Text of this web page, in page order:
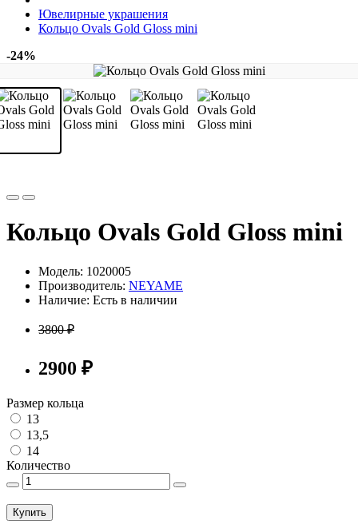
Ювелирные украшения
Кольцо Ovals Gold Gloss mini
-24%
Кольцо Ovals Gold Gloss mini
Модель: 1020005
Производитель: NEYAME
Наличие: Есть в наличии
3800 ₽
2900 ₽
Размер кольца
13
13,5
14
Количество
Купить